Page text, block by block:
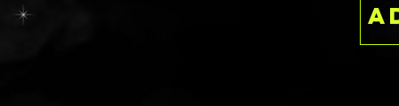
ＡＮＯＴＨＥＲ ＢＯＸ ＯＦ ＨＥ